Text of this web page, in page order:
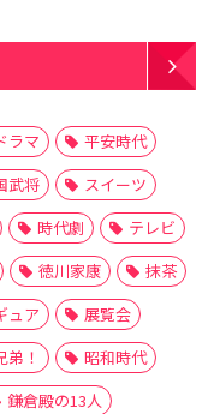
ラマ
平安時代
武将
スイーツ
時代劇
テレビ
徳川家康
抹茶
ュア
展覧会
弟！
昭和時代
鎌倉殿の13人